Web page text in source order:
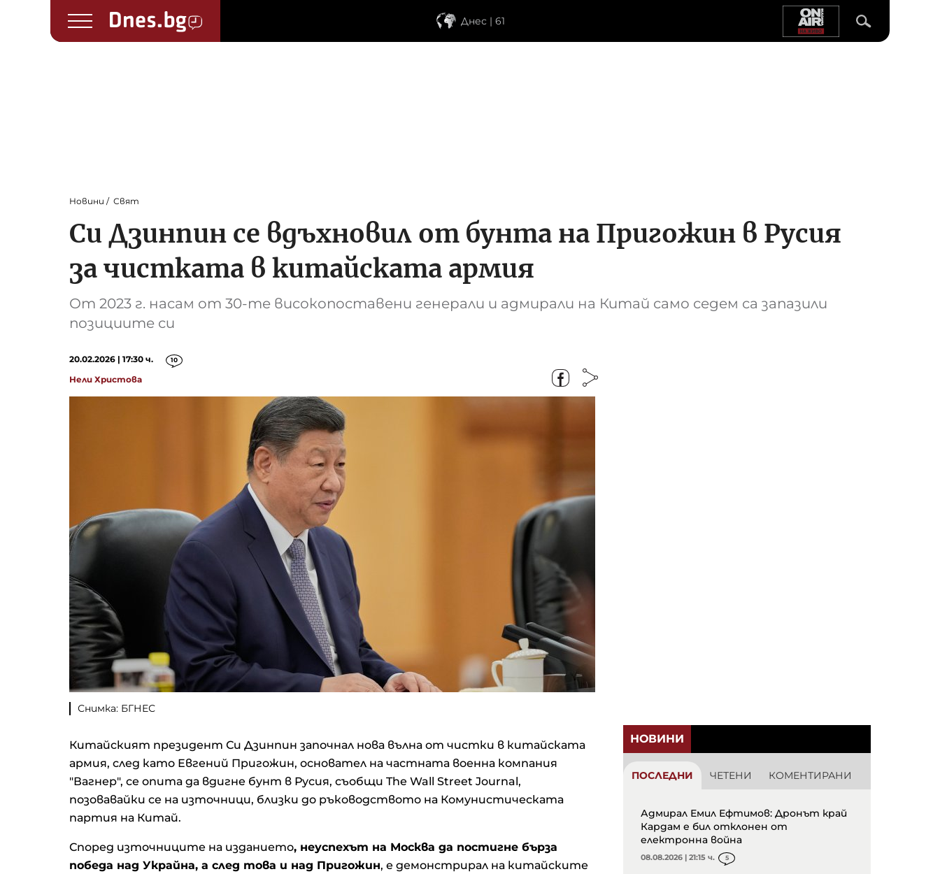
Днес | 61
Новини Свят
Си Дзинпин се вдъхновил от бунта на Пригожин в Русия
за чистката в китайската армия
От 2023 г. насам от 30-те високопоставени генерали и адмирали на Китай само седем са запазили
позициите си
20.02.2026 | 17:30 ч. 10
Нели Христова
Снимка: БГНЕС
Китайският президент Си Дзинпин започнал нова вълна от чистки в китайската
армия, след като Евгений Пригожин, основател на частната военна компания
"Вагнер", се опита да вдигне бунт в Русия, съобщи The Wall Street Journal,
позовавайки се на източници, близки до ръководството на Комунистическата
партия на Китай.
Според източниците на изданието, неуспехът на Москва да постигне бърза
победа над Украйна, а след това и над Пригожин, е демонстрирал на китайските
НОВИНИ
ПОСЛЕДНИ ЧЕТЕНИ КОМЕНТИРАНИ
Адмирал Емил Ефтимов: Дронът край
Кардам е бил отклонен от
електронна война
08.08.2026 | 21:15 ч. 5